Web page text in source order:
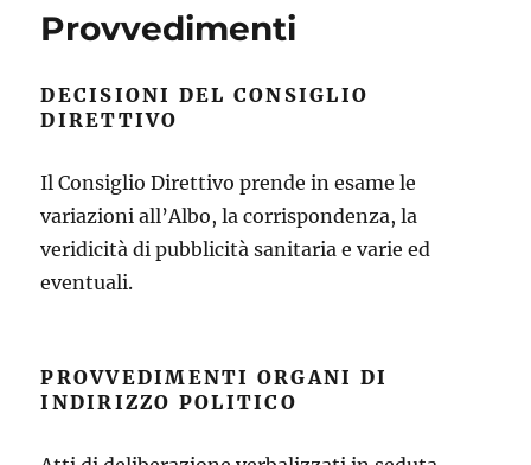
Provvedimenti
DECISIONI DEL CONSIGLIO
DIRETTIVO
Il Consiglio Direttivo prende in esame le
variazioni all’Albo, la corrispondenza, la
veridicità di pubblicità sanitaria e varie ed
eventuali.
PROVVEDIMENTI ORGANI DI
INDIRIZZO POLITICO